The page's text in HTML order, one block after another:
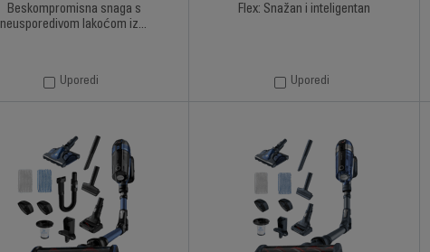
Beskompromisna snaga s
neusporedivom lakoćom iz...
Uporedi
Flex: Snažan i inteligentan
Uporedi